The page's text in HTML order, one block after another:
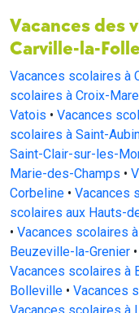
Vacances des
Carville-la-
Vacances scolaires à
scolaires à Croix-Mare
Vatois • Vacances
scolaires à Saint-
Saint-Clair-sur-les-
Marie-des-Champs •
Corbeline • Vacances
scolaires aux Hauts-
• Vacances scolaires
Beuzeville-la-Grenier •
Vacances scolaires à
Bolleville • Vacances